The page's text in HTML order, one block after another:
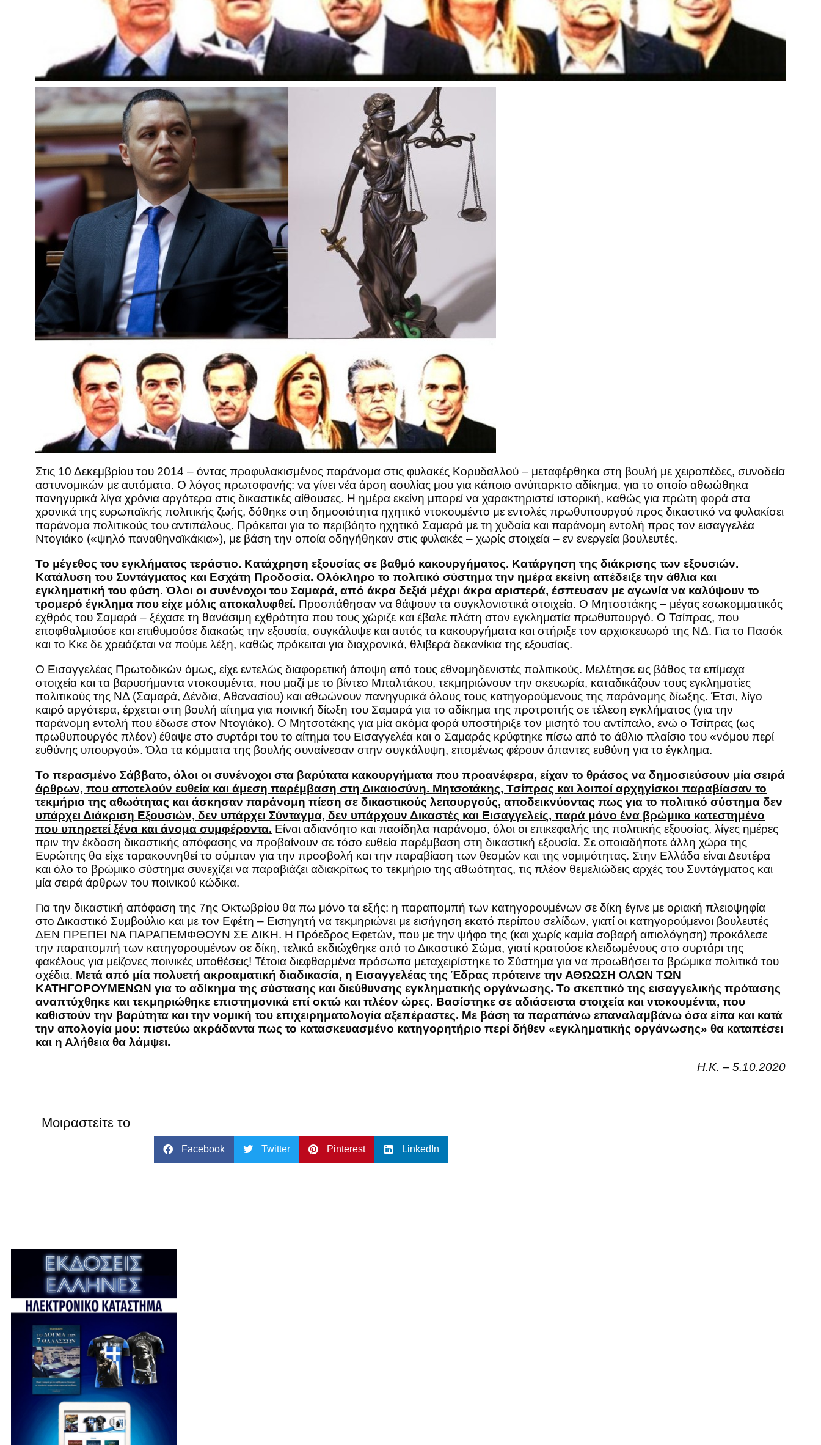
Στις 10 Δεκεμβρίου του 2014 – όντας προφυλακισμένος παράνομα στις φυλακές Κορυδαλλού – μεταφέρθηκα στη βουλή με χειροπέδες, συνοδεία
αστυνομικών με αυτόματα. Ο λόγος πρωτοφανής: να γίνει νέα άρση ασυλίας μου για κάποιο ανύπαρκτο αδίκημα, για το οποίο αθωώθηκα
πανηγυρικά λίγα χρόνια αργότερα στις δικαστικές αίθουσες. Η ημέρα εκείνη μπορεί να χαρακτηριστεί ιστορική, καθώς για πρώτη φορά στα
χρονικά της ευρωπαϊκής πολιτικής ζωής, δόθηκε στη δημοσιότητα ηχητικό ντοκουμέντο με εντολές πρωθυπουργού προς δικαστικό να φυλακίσει
παράνομα πολιτικούς του αντιπάλους. Πρόκειται για το περιβόητο ηχητικό Σαμαρά με τη χυδαία και παράνομη εντολή προς τον εισαγγελέα
Ντογιάκο («ψηλό παναθηναϊκάκια»), με βάση την οποία οδηγήθηκαν στις φυλακές – χωρίς στοιχεία – εν ενεργεία βουλευτές.
Το μέγεθος του εγκλήματος τεράστιο. Κατάχρηση εξουσίας σε βαθμό κακουργήματος. Κατάργηση της διάκρισης των εξουσιών.
Κατάλυση του Συντάγματος και Εσχάτη Προδοσία. Ολόκληρο το πολιτικό σύστημα την ημέρα εκείνη απέδειξε την άθλια και
εγκληματική του φύση. Όλοι οι συνένοχοι του Σαμαρά, από άκρα δεξιά μέχρι άκρα αριστερά, έσπευσαν με αγωνία να καλύψουν το
τρομερό έγκλημα που είχε μόλις αποκαλυφθεί. Προσπάθησαν να θάψουν τα συγκλονιστικά στοιχεία. Ο Μητσοτάκης – μέγας εσωκομματικός
εχθρός του Σαμαρά – ξέχασε τη θανάσιμη εχθρότητα που τους χώριζε και έβαλε πλάτη στον εγκληματία πρωθυπουργό. Ο Τσίπρας, που
εποφθαλμιούσε και επιθυμούσε διακαώς την εξουσία, συγκάλυψε και αυτός τα κακουργήματα και στήριξε τον αρχισκευωρό της ΝΔ. Για το Πασόκ
και το Κκε δε χρειάζεται να πούμε λέξη, καθώς πρόκειται για διαχρονικά, θλιβερά δεκανίκια της εξουσίας.
Ο Εισαγγελέας Πρωτοδικών όμως, είχε εντελώς διαφορετική άποψη από τους εθνομηδενιστές πολιτικούς. Μελέτησε εις βάθος τα επίμαχα
στοιχεία και τα βαρυσήμαντα ντοκουμέντα, που μαζί με το βίντεο Μπαλτάκου, τεκμηριώνουν την σκευωρία, καταδικάζουν τους εγκληματίες
πολιτικούς της ΝΔ (Σαμαρά, Δένδια, Αθανασίου) και αθωώνουν πανηγυρικά όλους τους κατηγορούμενους της παράνομης δίωξης. Έτσι, λίγο
καιρό αργότερα, έρχεται στη βουλή αίτημα για ποινική δίωξη του Σαμαρά για το αδίκημα της προτροπής σε τέλεση εγκλήματος (για την
παράνομη εντολή που έδωσε στον Ντογιάκο). Ο Μητσοτάκης για μία ακόμα φορά υποστήριξε τον μισητό του αντίπαλο, ενώ ο Τσίπρας (ως
πρωθυπουργός πλέον) έθαψε στο συρτάρι του το αίτημα του Εισαγγελέα και ο Σαμαράς κρύφτηκε πίσω από το άθλιο πλαίσιο του «νόμου περί
ευθύνης υπουργού». Όλα τα κόμματα της βουλής συναίνεσαν στην συγκάλυψη, επομένως φέρουν άπαντες ευθύνη για το έγκλημα.
Το περασμένο Σάββατο, όλοι οι συνένοχοι στα βαρύτατα κακουργήματα που προανέφερα, είχαν το θράσος να δημοσιεύσουν μία σειρά
άρθρων, που αποτελούν ευθεία και άμεση παρέμβαση στη Δικαιοσύνη. Μητσοτάκης, Τσίπρας και λοιποί αρχηγίσκοι παραβίασαν το
τεκμήριο της αθωότητας και άσκησαν παράνομη πίεση σε δικαστικούς λειτουργούς, αποδεικνύοντας πως για το πολιτικό σύστημα δεν
υπάρχει Διάκριση Εξουσιών, δεν υπάρχει Σύνταγμα, δεν υπάρχουν Δικαστές και Εισαγγελείς, παρά μόνο ένα βρώμικο κατεστημένο
που υπηρετεί ξένα και άνομα συμφέροντα. Είναι αδιανόητο και πασίδηλα παράνομο, όλοι οι επικεφαλής της πολιτικής εξουσίας, λίγες ημέρες
πριν την έκδοση δικαστικής απόφασης να προβαίνουν σε τόσο ευθεία παρέμβαση στη δικαστική εξουσία. Σε οποιαδήποτε άλλη χώρα της
Ευρώπης θα είχε ταρακουνηθεί το σύμπαν για την προσβολή και την παραβίαση των θεσμών και της νομιμότητας. Στην Ελλάδα είναι Δευτέρα
και όλο το βρώμικο σύστημα συνεχίζει να παραβιάζει αδιακρίτως το τεκμήριο της αθωότητας, τις πλέον θεμελιώδεις αρχές του Συντάγματος και
μία σειρά άρθρων του ποινικού κώδικα.
Για την δικαστική απόφαση της 7ης Οκτωβρίου θα πω μόνο τα εξής: η παραπομπή των κατηγορουμένων σε δίκη έγινε με οριακή πλειοψηφία
στο Δικαστικό Συμβούλιο και με τον Εφέτη – Εισηγητή να τεκμηριώνει με εισήγηση εκατό περίπου σελίδων, γιατί οι κατηγορούμενοι βουλευτές
ΔΕΝ ΠΡΕΠΕΙ ΝΑ ΠΑΡΑΠΕΜΦΘΟΥΝ ΣΕ ΔΙΚΗ. Η Πρόεδρος Εφετών, που με την ψήφο της (και χωρίς καμία σοβαρή αιτιολόγηση) προκάλεσε
την παραπομπή των κατηγορουμένων σε δίκη, τελικά εκδιώχθηκε από το Δικαστικό Σώμα, γιατί κρατούσε κλειδωμένους στο συρτάρι της
φακέλους για μείζονες ποινικές υποθέσεις! Τέτοια διεφθαρμένα πρόσωπα μεταχειρίστηκε το Σύστημα για να προωθήσει τα βρώμικα πολιτικά του
σχέδια. Μετά από μία πολυετή ακροαματική διαδικασία, η Εισαγγελέας της Έδρας πρότεινε την ΑΘΩΩΣΗ ΟΛΩΝ ΤΩΝ
ΚΑΤΗΓΟΡΟΥΜΕΝΩΝ για το αδίκημα της σύστασης και διεύθυνσης εγκληματικής οργάνωσης. Το σκεπτικό της εισαγγελικής πρότασης
αναπτύχθηκε και τεκμηριώθηκε επιστημονικά επί οκτώ και πλέον ώρες. Βασίστηκε σε αδιάσειστα στοιχεία και ντοκουμέντα, που
καθιστούν την βαρύτητα και την νομική του επιχειρηματολογία αξεπέραστες. Με βάση τα παραπάνω επαναλαμβάνω όσα είπα και κατά
την απολογία μου: πιστεύω ακράδαντα πως το κατασκευασμένο κατηγορητήριο περί δήθεν «εγκληματικής οργάνωσης» θα καταπέσει
και η Αλήθεια θα λάμψει.
Η.Κ. – 5.10.2020
Μοιραστείτε το
Facebook Twitter Pinterest LinkedIn